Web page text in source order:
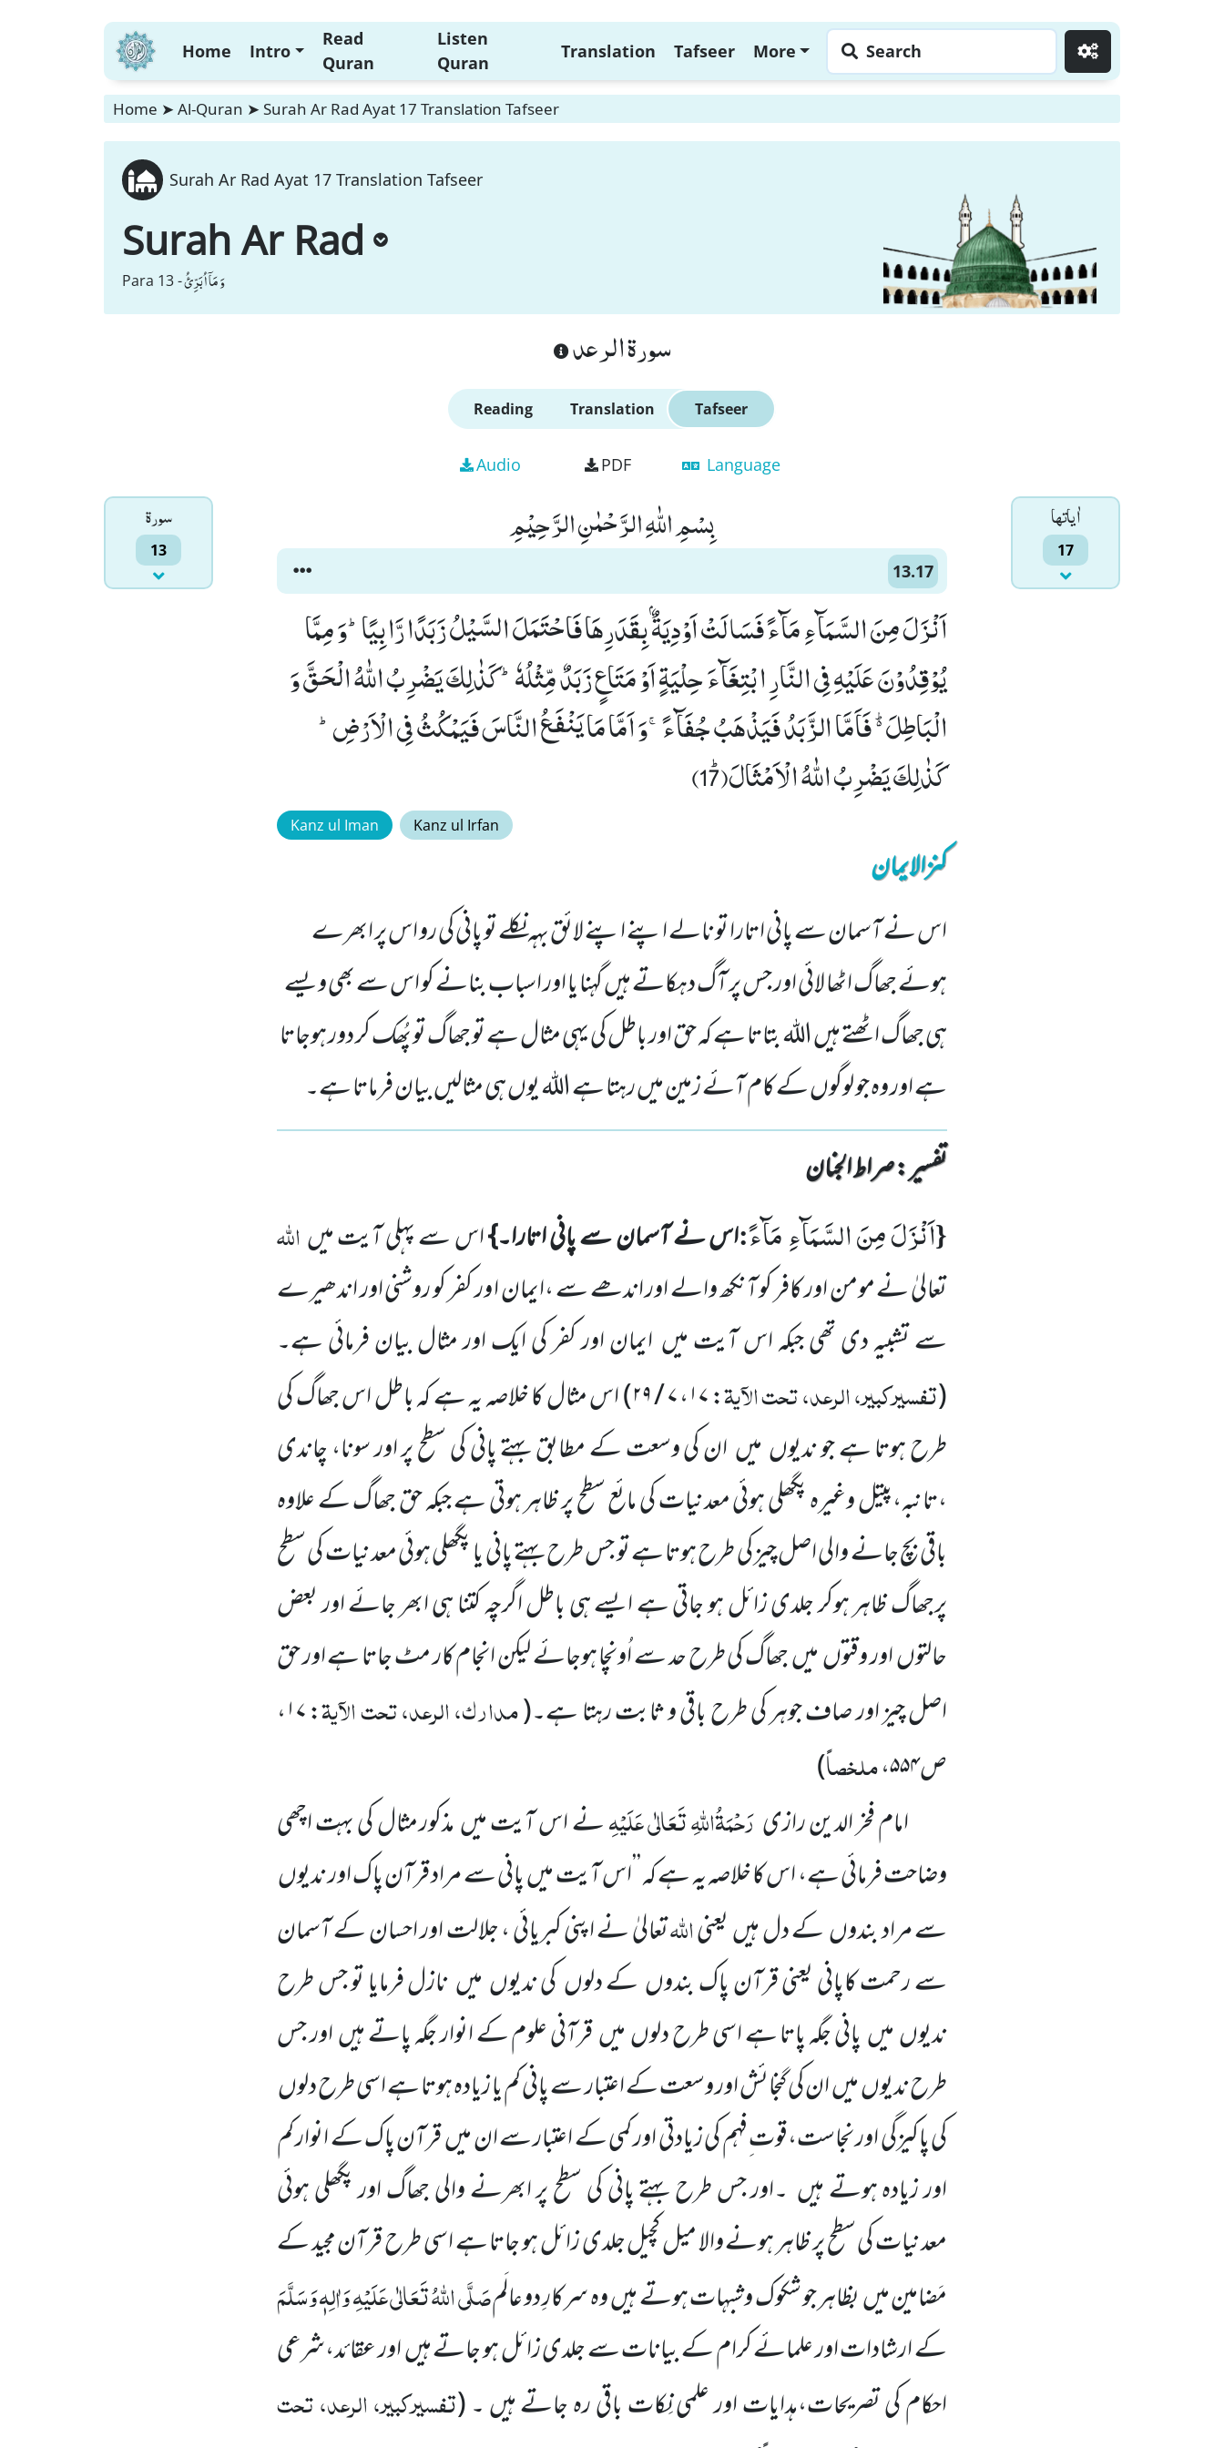
Home Intro
Read
Quran
Listen
Quran
Translation Tafseer More Search
Home ➤ Al-Quran ➤ Surah Ar Rad Ayat 17 Translation Tafseer
Surah Ar Rad Ayat 17 Translation Tafseer
Surah Ar Rad
Para 13 -وَ مَاۤ اُبَرِّئُ
سورة الرعد
Reading Translation Tafseer
Audio PDF Language
سورۃ
13
اٰياتها
17
بِسْمِ اللّٰهِ الرَّحْمٰنِ الرَّحِیْمِ
13.17
اَنْزَلَ مِنَ السَّمَآءِ مَآءً فَسَالَتْ اَوْدِیَةٌۢ بِقَدَرِهَا فَاحْتَمَلَ السَّیْلُ زَبَدًا رَّابِیًاؕ-وَ مِمَّا
یُوْقِدُوْنَ عَلَیْهِ فِی النَّارِ ابْتِغَآءَ حِلْیَةٍ اَوْ مَتَاعٍ زَبَدٌ مِّثْلُهٗؕ-كَذٰلِكَ یَضْرِبُ اللّٰهُ الْحَقَّ وَ
الْبَاطِلَ ﱟ فَاَمَّا الزَّبَدُ فَیَذْهَبُ جُفَآءًۚ-وَ اَمَّا مَا یَنْفَعُ النَّاسَ فَیَمْكُثُ فِی الْاَرْضِؕ-
كَذٰلِكَ یَضْرِبُ اللّٰهُ الْاَمْثَالَﭤ(17)
Kanz ul Iman Kanz ul Irfan
کنزالایمان
اس نے آسمان سے پانی اتارا تو نالے اپنے اپنے لائق بہہ نکلے تو پانی کی رو اس پر ابھرے
ہوئے جھاگ اٹھا لائی اور جس پر آگ دہکاتے ہیں گہنا یا اور اسباب بنانے کو اس سے بھی ویسے
ہی جھاگ اٹھتے ہیں اللہ بتاتا ہے کہ حق اور باطل کی یہی مثال ہے تو جھاگ تو پُھک کر دور ہوجاتا
ہے اور وہ جو لوگوں کے کام آئے زمین میں رہتا ہے اللہ یوں ہی مثالیں بیان فرماتا ہے۔
تفسیر : ‎صراط الجنان
{اَنْزَلَ مِنَ السَّمَآءِ مَآءً:اس نے آسمان سے پانی اتارا۔}اس سے پہلی آیت میںاللّٰہ
تعالیٰ نے مومن اور کافر کو آنکھ والے اور اندھے سے ،ایمان ا ور کفر کو روشنی اور اندھیرے
سے تشبیہ دی تھی جبکہ اس آیت میں ایمان اور کفر کی ایک اور مثال بیان فرمائی ہے۔
(تفسیرکبیر، الرعد، تحت الآیۃ:۱۷،۷ / ۲۹ )اس مثال کا خلاصہ یہ ہے کہ باطل اس جھاگ کی
طرح ہوتا ہے جو ندیوںمیںان کی وسعت کےمطابق بہتے پانی کی سطح پر اور سونا، چاندی
،تانبہ،پیتل وغیرہ پگھلی ہوئی معدنیات کی مائع سطح پر ظاہر ہوتی ہے جبکہ حق جھاگکے علاوہ
باقی بچ جانے والی اصل چیز کی طرح ہوتا ہے تو جس طرح بہتے پانی یا پگھلی ہوئی معدنیات کی سطح
پرجھاگ ظاہر ہوکر جلدی زائل ہو جاتی ہے ایسے ہی باطل اگرچہ کتنا ہی ابھر جائے اور بعض
حالتوںاور وقتوںمیںجھاگ کی طرح حد سے اُونچا ہوجائے لیکن انجام کار مٹ جاتا ہے اور حق
اصل چیز اور صاف جوہر کی طرح باقی و ثابت رہتا ہے۔(مدارک، الرعد، تحت الآیۃ:۱۷،
ص۵۵۴،ملخصاً)
امام فخر الدین رازیرَحْمَۃُاللّٰہِ تَعَالٰی عَلَیْہِنے اس آیت میںمذکور مثال کی بہت اچھی
وضاحت فرمائی ہے، اسکا خلاصہ یہ ہے کہ ’’اس آیت میںپانی سے مراد قرآن پاک اور ندیوں
سے مراد بندوںکے دل ہیںیعنیاللّٰہتعالیٰ نے اپنیکبریائی ، جلالت اور احسان کے آسمان
سے رحمت کاپانی یعنی قرآن پاک بندوںکے دلوںکی ندیوںمیںنازل فرمایا تو جسطرح
ندیوںمیںپانی جگہ پاتا ہے اسی طرح دلوںمیںقرآنی علوم کے انوار جگہ پاتے ہیںاور جس
طرح ندیوںمیںان کی گنجائش اور وسعت کے اعتبار سے پانی کم یا زیادہ ہوتا ہے اسی طرح دلوں
کی پاکیزگی اور نجاست،قوت ِفہم کی زیادتی اورکمی کے اعتبار سے ان میںقرآن پاک کے انوار کم
اور زیادہ ہوتے ہیں ۔اور جس طرح بہتے پانی کی سطح پر ابھرنے والی جھاگاور پگھلی ہوئی
معدنیات کی سطح پر ظاہر ہونے والا میل کچیل جلدی زائل ہو جاتا ہے اسی طرح قرآن مجید کے
مَضامین میںبظاہر جو شکوک و شبہات ہوتے ہیںوہ سرکارِ دو عالَمصَلَّی اللّٰہُ تَعَالٰی عَلَیْہِ وَاٰلِہٖ وَسَلَّمَ
کے ارشادات اور علمائے کرام کے بیانات سے جلدی زائل ہو جاتے ہیںاور عقائد،شرعی
احکام کی تصریحات،ہدایات اور علمی نِکات باقی رہ جاتے ہیں ۔(تفسیرکبیر، الرعد، تحت